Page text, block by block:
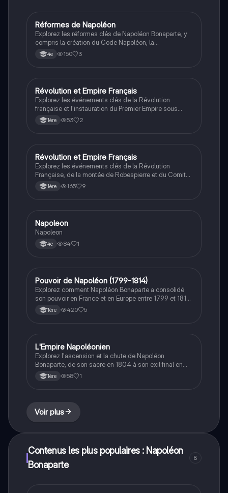
Histoire
Réformes de Napoléon
Explorez les réformes clés de Napoléon Bonaparte, y
compris la création du Code Napoléon, la
réorganisation politique et administrative de la France,
et l'impact des institutions durables comme la Banque
4e 150 3
Histoire
Révolution et Empire Français
Explorez les événements clés de la Révolution
française et l'instauration du Premier Empire sous
Napoléon. Ce résumé couvre les dates importantes,
les institutions politiques, et les conséquences
1ère 53 2
Histoire
Révolution et Empire Français
Explorez les événements clés de la Révolution
Française, de la montée de Robespierre et du Comité
de Salut Public à l'ascension de Napoléon Bonaparte.
Ce résumé couvre la politique de la Terreur, les
1ère 165 9
Histoire
Napoleon
Napoleon
4e 84 1
Histoire
Pouvoir de Napoléon (1799-1814)
Explorez comment Napoléon Bonaparte a consolidé
son pouvoir en France et en Europe entre 1799 et 1814.
Cette analyse approfondie couvre les aspects
autoritaires de son régime, l'impact du Code civil, et
1ère 420 5
Histoire
L'Empire Napoléonien
Explorez l'ascension et la chute de Napoléon
Bonaparte, de son sacre en 1804 à son exil final en
1821. Ce résumé couvre les guerres napoléoniennes,
la création du Code Civil, et les réformes politiques et
1ère 58 1
Voir plus
Contenus les plus populaires : Napoléon
Bonaparte
8